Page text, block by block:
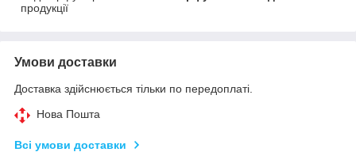
продукції
Умови доставки
Доставка здійснюється тільки по передоплаті.
Нова Пошта
Всі умови доставки